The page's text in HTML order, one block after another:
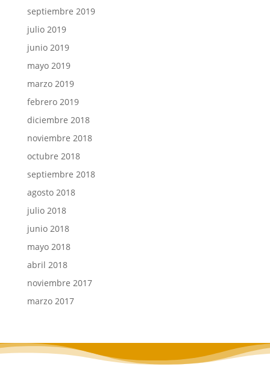
septiembre 2019
julio 2019
junio 2019
mayo 2019
marzo 2019
febrero 2019
diciembre 2018
noviembre 2018
octubre 2018
septiembre 2018
agosto 2018
julio 2018
junio 2018
mayo 2018
abril 2018
noviembre 2017
marzo 2017